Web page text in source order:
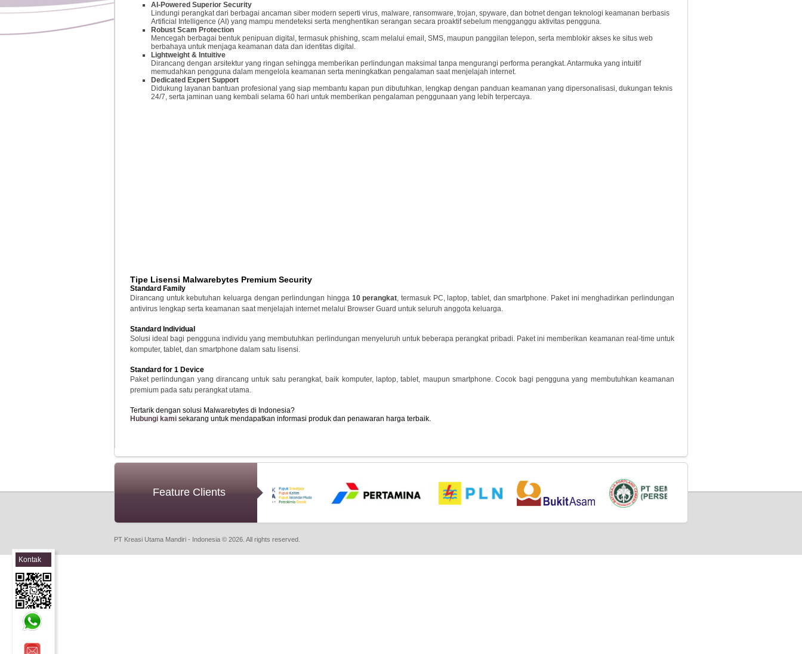
AI-Powered Superior Security
Lindungi perangkat dari berbagai ancaman siber modern seperti virus, malware, ransomware, trojan, spyware, dan botnet dengan teknologi keamanan berbasis
Artificial Intelligence (AI) yang mampu mendeteksi serta menghentikan serangan secara proaktif sebelum mengganggu aktivitas pengguna.
Robust Scam Protection
Mencegah berbagai bentuk penipuan digital, termasuk phishing, scam melalui email, SMS, maupun panggilan telepon, serta memblokir akses ke situs web
berbahaya untuk menjaga keamanan data dan identitas digital.
Lightweight & Intuitive
Dirancang dengan arsitektur yang ringan sehingga memberikan perlindungan maksimal tanpa mengurangi performa perangkat. Antarmuka yang intuitif
memudahkan pengguna dalam mengelola keamanan serta meningkatkan pengalaman saat menjelajah internet.
Dedicated Expert Support
Didukung layanan bantuan profesional yang siap membantu kapan pun dibutuhkan, lengkap dengan panduan keamanan yang dipersonalisasi, dukungan teknis
24/7, serta jaminan uang kembali selama 60 hari untuk memberikan pengalaman penggunaan yang lebih terpercaya.
Tipe Lisensi Malwarebytes Premium Security
Standard Family
Dirancang untuk kebutuhan keluarga dengan perlindungan hingga 10 perangkat, termasuk PC, laptop, tablet, dan smartphone. Paket ini menghadirkan perlindungan
antivirus lengkap serta keamanan saat menjelajah internet melalui Browser Guard untuk seluruh anggota keluarga.
Standard Individual
Solusi ideal bagi pengguna individu yang membutuhkan perlindungan menyeluruh untuk beberapa perangkat pribadi. Paket ini memberikan keamanan real-time untuk
komputer, tablet, dan smartphone dalam satu lisensi.
Standard for 1 Device
Paket perlindungan yang dirancang untuk satu perangkat, baik komputer, laptop, tablet, maupun smartphone. Cocok bagi pengguna yang membutuhkan keamanan
premium pada satu perangkat utama.
Tertarik dengan solusi Malwarebytes di Indonesia?
Hubungi kami sekarang untuk mendapatkan informasi produk dan penawaran harga terbaik.
Feature Clients
PT Kreasi Utama Mandiri - Indonesia © 2026. All rights reserved.
Kontak
Sales